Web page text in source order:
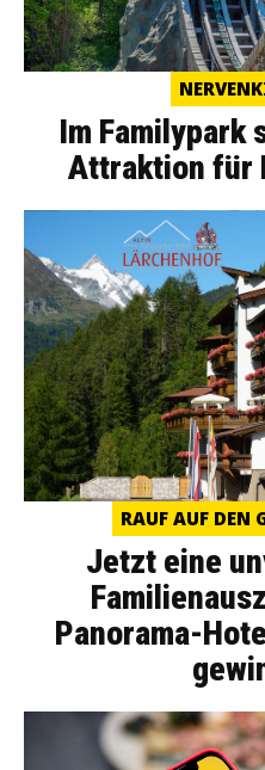
Im Familypark
Attraktion für
RAUF AUF DEN
Jetzt eine
Panorama-